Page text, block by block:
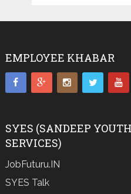
EMPLOYEE KHABAR
SYES (SANDEEP
SERVICES)
JobFuturu.IN
SYES Talk